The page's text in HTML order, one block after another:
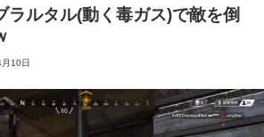
ラルタル(動く毒ガス)で敵を倒
10日